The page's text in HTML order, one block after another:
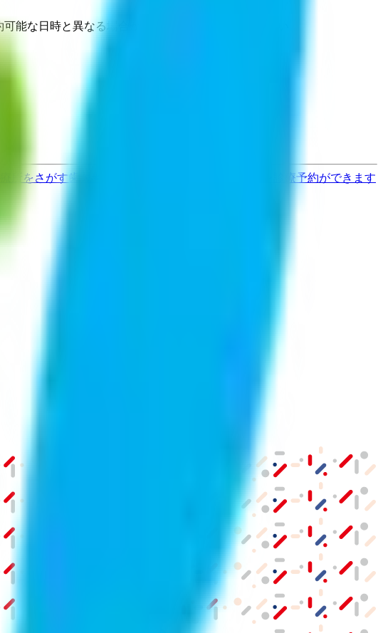
能な日時と異なる場合がありますのでご了承ください
所をさがす歯医者さんの対面診療予約・オンライン診療予約ができます